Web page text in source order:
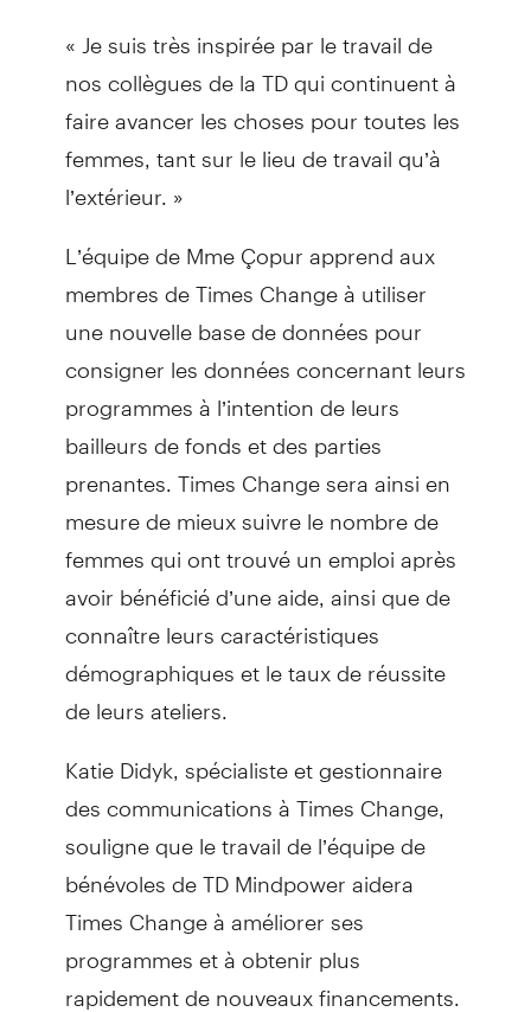
« Je suis très inspirée par le travail de
nos collègues de la TD qui continuent à
faire avancer les choses pour toutes les
femmes, tant sur le lieu de travail qu’à
l’extérieur. »
L’équipe de Mme Çopur apprend aux
membres de Times Change à utiliser
une nouvelle base de données pour
consigner les données concernant leurs
programmes à l’intention de leurs
bailleurs de fonds et des parties
prenantes. Times Change sera ainsi en
mesure de mieux suivre le nombre de
femmes qui ont trouvé un emploi après
avoir bénéficié d’une aide, ainsi que de
connaître leurs caractéristiques
démographiques et le taux de réussite
de leurs ateliers.
Katie Didyk, spécialiste et gestionnaire
des communications à Times Change,
souligne que le travail de l’équipe de
bénévoles de TD Mindpower aidera
Times Change à améliorer ses
programmes et à obtenir plus
rapidement de nouveaux financements.